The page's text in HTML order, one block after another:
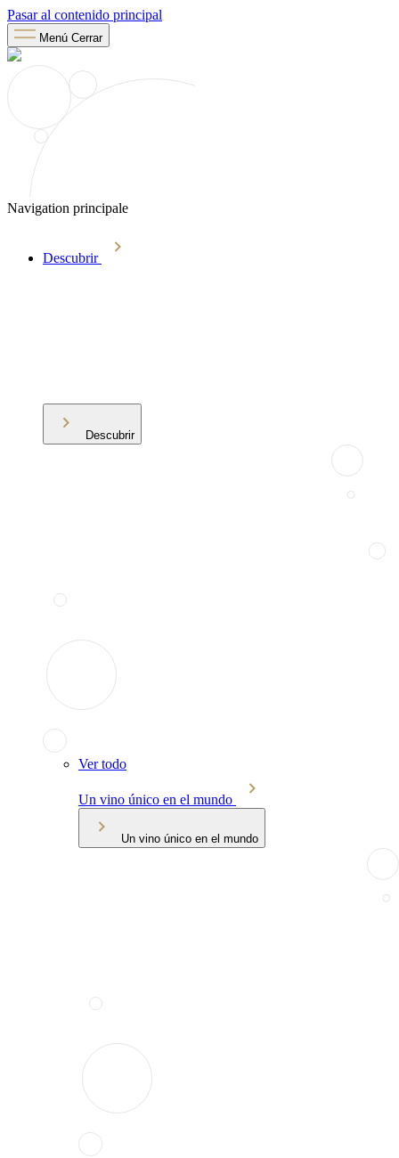
Pasar al contenido principal
Menú Cerrar
Navigation principale
Descubrir
Descubrir
Ver todo
Un vino único en el mundo
Un vino único en el mundo